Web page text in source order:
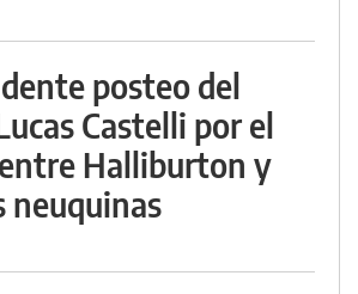
posteo del
Castelli por el
Halliburton y
neuquinas